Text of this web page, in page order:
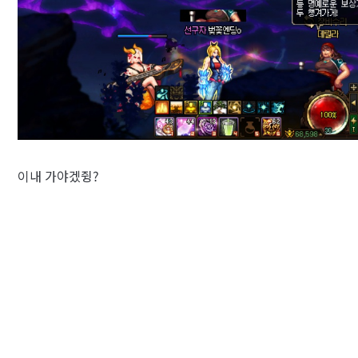
이내 가야겠쥥?